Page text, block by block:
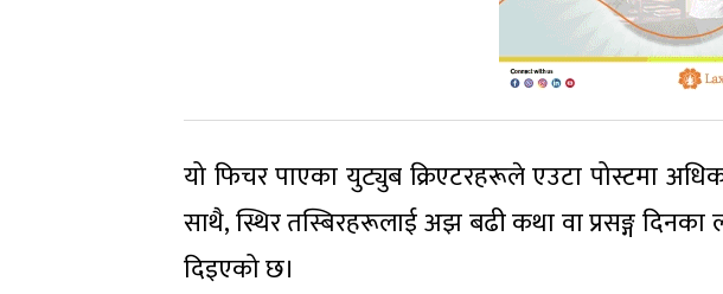
यो फिचर पाएका युट्युब क्रिएटरहरूले एउटा पोस्टमा
साथै, स्थिर तस्बिरहरूलाई अझ बढी कथा वा प्रसङ्ग दिनका
दिइएको छ।